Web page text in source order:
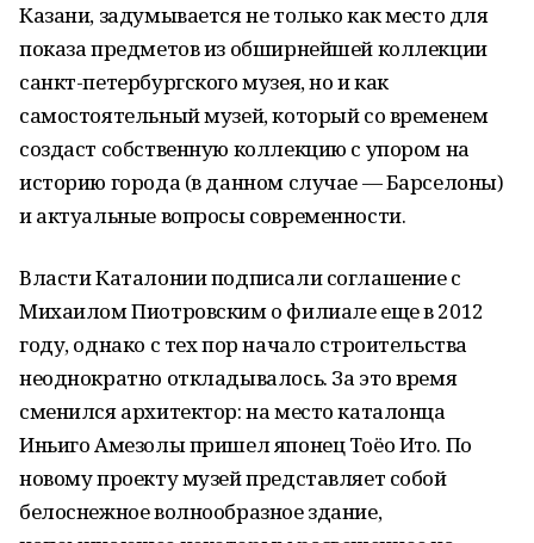
Казани, задумывается не только как место для
показа предметов из обширнейшей коллекции
санкт-петербургского музея, но и как
самостоятельный музей, который со временем
создаст собственную коллекцию с упором на
историю города (в данном случае — Барселоны)
и актуальные вопросы современности.
Власти Каталонии подписали соглашение с
Михаилом Пиотровским о филиале еще в 2012
году, однако с тех пор начало строительства
неоднократно откладывалось. За это время
сменился архитектор: на место каталонца
Иньиго Амезолы пришел японец Тоёо Ито. По
новому проекту музей представляет собой
белоснежное волнообразное здание,